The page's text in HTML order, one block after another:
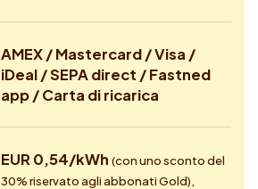
AMEX / Mastercard / Visa /
iDeal / SEPA direct / Fastned
app / Carta di ricarica
EUR 0,54/kWh (con uno sconto del
30% riservato agli abbonati Gold),